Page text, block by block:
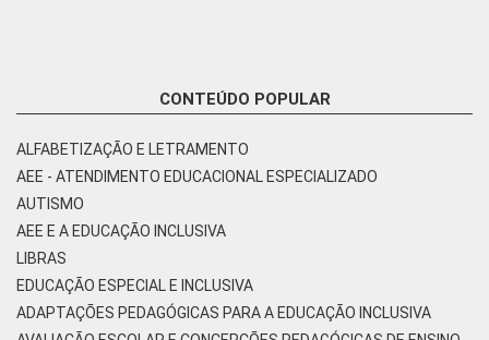
CONTEÚDO POPULAR
ALFABETIZAÇÃO E LETRAMENTO
AEE - ATENDIMENTO EDUCACIONAL ESPECIALIZADO
AUTISMO
AEE E A EDUCAÇÃO INCLUSIVA
LIBRAS
EDUCAÇÃO ESPECIAL E INCLUSIVA
ADAPTAÇÕES PEDAGÓGICAS PARA A EDUCAÇÃO INCLUSIVA